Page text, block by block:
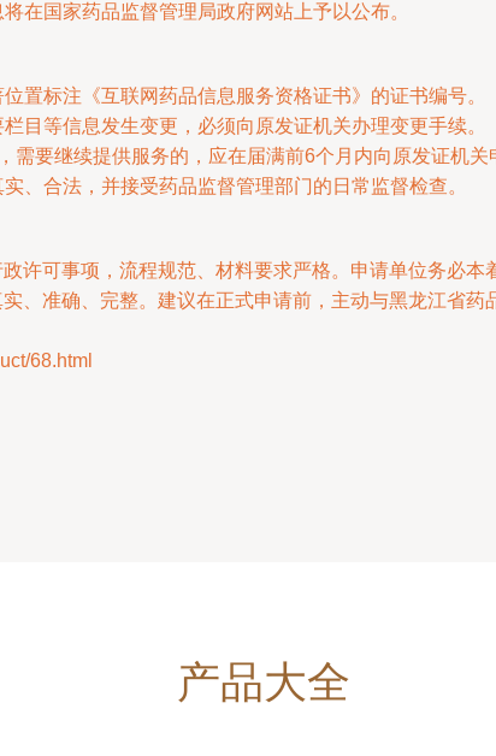
在国家药品监督管理局政府网站上予以公布。
置标注《互联网药品信息服务资格证书》的证书编号。
目等信息发生变更，必须向原发证机关办理变更手续。
需要继续提供服务的，应在届满前6个月内向原发证机关
、合法，并接受药品监督管理部门的日常监督检查。
许可事项，流程规范、材料要求严格。申请单位务必
、准确、完整。建议在正式申请前，主动与黑龙江省
68.html
产品大全